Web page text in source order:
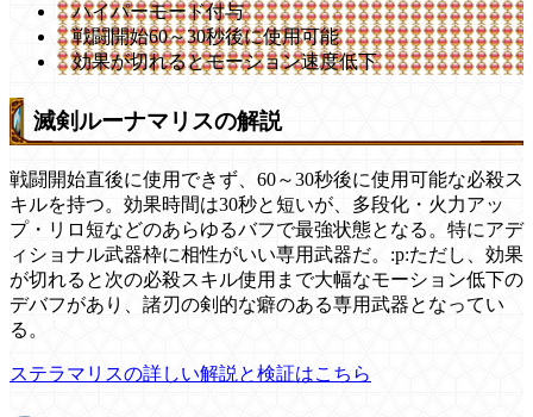
ハイパーモード付与
戦闘開始60～30秒後に使用可能
効果が切れるとモーション速度低下
滅剣ルーナマリスの解説
戦闘開始直後に使用できず、60～30秒後に使用可能な必殺ス
キルを持つ。効果時間は30秒と短いが、多段化・火力アッ
プ・リロ短などのあらゆるバフで最強状態となる。特にアデ
ィショナル武器枠に相性がいい専用武器だ。:p:ただし、効果
が切れると次の必殺スキル使用まで大幅なモーション低下の
デバフがあり、諸刃の剣的な癖のある専用武器となってい
る。
ステラマリスの詳しい解説と検証はこちら